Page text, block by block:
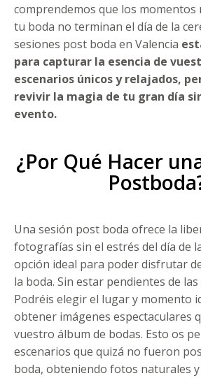
comprendemos que los momentos
tu boda no terminan el día de la
sesiones post boda en Valencia
para capturar la esencia de
escenarios únicos y relajados,
revivir la magia de tu gran día
evento.
¿Por Qué Hacer
Una sesión post boda ofrece la
fotografías sin el estrés del día de
opción ideal para poder disfrutar
la boda. Sin estar pendientes de
Podréis elegir el lugar y momento
obtener imágenes espectaculares
vuestro álbum de bodas. Esto os
escenarios que quizá no fueron
boda, obteniendo fotos naturales y